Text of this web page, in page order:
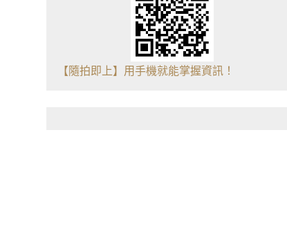
【隨拍即上】用手機就能掌握資訊！